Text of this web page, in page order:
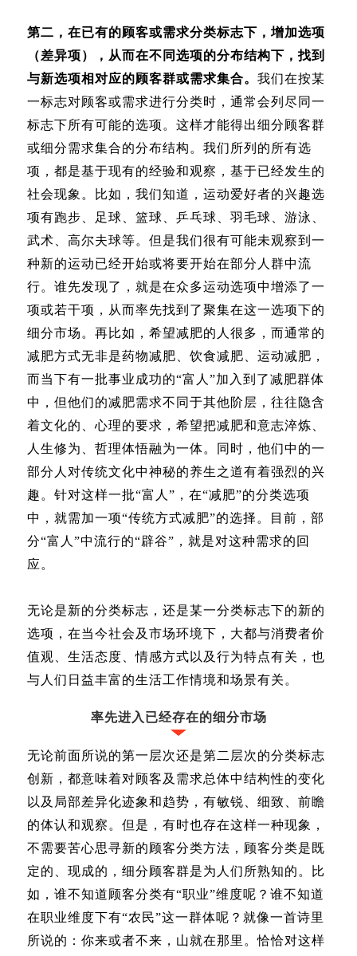
第二，在已有的顾客或需求分类标志下，增加选项
（差异项），从而在不同选项的分布结构下，找到
与新选项相对应的顾客群或需求集合。 我们在按某
一标志对顾客或需求进行分类时，通常会列尽同一
标志下所有可能的选项。这样才能得出细分顾客群
或细分需求集合的分布结构。我们所列的所有选
项，都是基于现有的经验和观察，基于已经发生的
社会现象。比如，我们知道，运动爱好者的兴趣选
项有跑步、足球、篮球、乒乓球、羽毛球、游泳、
武术、高尔夫球等。但是我们很有可能未观察到一
种新的运动已经开始或将要开始在部分人群中流
行。谁先发现了，就是在众多运动选项中增添了一
项或若干项，从而率先找到了聚集在这一选项下的
细分市场。再比如，希望减肥的人很多，而通常的
减肥方式无非是药物减肥、饮食减肥、运动减肥，
而当下有一批事业成功的“富人”加入到了减肥群体
中，但他们的减肥需求不同于其他阶层，往往隐含
着文化的、心理的要求，希望把减肥和意志淬炼、
人生修为、哲理体悟融为一体。同时，他们中的一
部分人对传统文化中神秘的养生之道有着强烈的兴
趣。针对这样一批“富人”，在“减肥”的分类选项
中，就需加一项“传统方式减肥”的选择。目前，部
分“富人”中流行的“辟谷”，就是对这种需求的回
应。
无论是新的分类标志，还是某一分类标志下的新的
选项，在当今社会及市场环境下，大都与消费者价
值观、生活态度、情感方式以及行为特点有关，也
与人们日益丰富的生活工作情境和场景有关。
率先进入已经存在的细分市场
无论前面所说的第一层次还是第二层次的分类标志
创新，都意味着对顾客及需求总体中结构性的变化
以及局部差异化迹象和趋势，有敏锐、细致、前瞻
的体认和观察。但是，有时也存在这样一种现象，
不需要苦心思寻新的顾客分类方法，顾客分类是既
定的、现成的，细分顾客群是为人们所熟知的。比
如，谁不知道顾客分类有“职业”维度呢？谁不知道
在职业维度下有“农民”这一群体呢？就像一首诗里
所说的：你来或者不来，山就在那里。恰恰对这样